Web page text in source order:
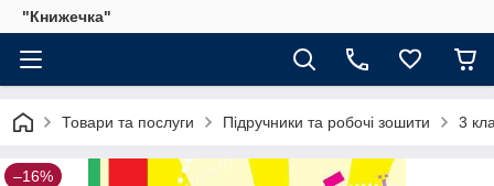
"Книжечка"
Товари та послуги Підручники та робочі зошити 3
–16%